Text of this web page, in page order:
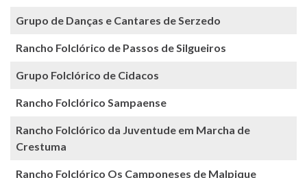
Grupo de Danças e Cantares de Serzedo
Rancho Folclórico de Passos de Silgueiros
Grupo Folclórico de Cidacos
Rancho Folclórico Sampaense
Rancho Folclórico da Juventude em Marcha de
Crestuma
Rancho Folclórico Os Camponeses de Malpique